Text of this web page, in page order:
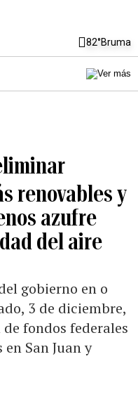
82°Bruma
renovables y
azufre
del aire
gobierno en o
3 de diciembre,
fondos federales
San Juan y